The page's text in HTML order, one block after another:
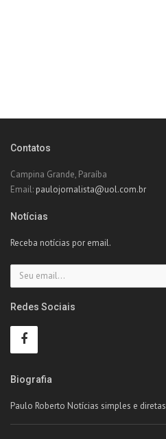
Contatos
Campina Grande, Paraíba
Email: paulojornalista@uol.com.br
Notícias
Receba notícias por email.
Redes Sociais
Biografia
Paulo Roberto Notícias simples e diretas